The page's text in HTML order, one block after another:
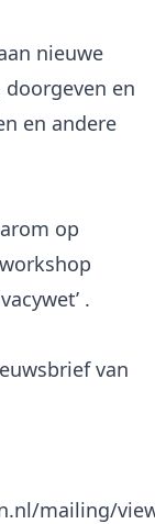
nieuwe
en
en andere
op
.
van
mailing/